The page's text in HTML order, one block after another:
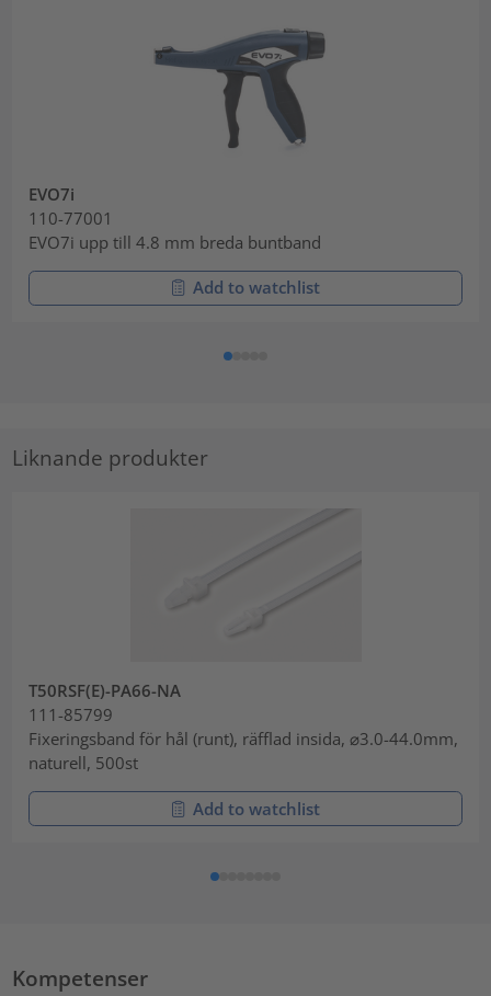
EVO7i
110-77001
EVO7i upp till 4.8 mm breda buntband
Add to watchlist
Liknande produkter
T50RSF(E)-PA66-NA
111-85799
Fixeringsband för hål (runt), räfflad insida, ⌀3.0-44.0mm,
naturell, 500st
Add to watchlist
Kompetenser